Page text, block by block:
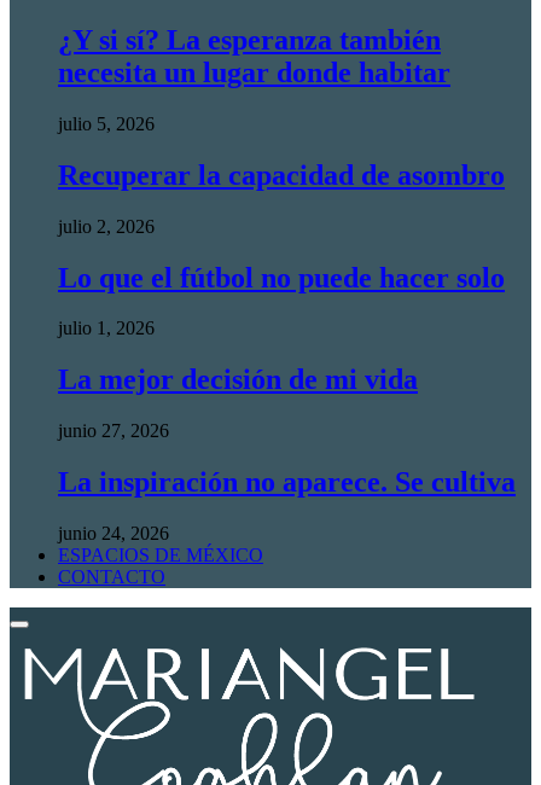
¿Y si sí? La esperanza también
necesita un lugar donde habitar
julio 5, 2026
Recuperar la capacidad de asombro
julio 2, 2026
Lo que el fútbol no puede hacer solo
julio 1, 2026
La mejor decisión de mi vida
junio 27, 2026
La inspiración no aparece. Se cultiva
junio 24, 2026
ESPACIOS DE MÉXICO
CONTACTO